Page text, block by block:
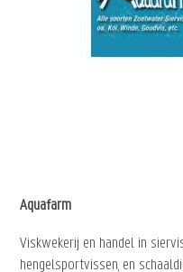
Aquafarm
Viskwekerij en handel in
hengelsportvissen, en